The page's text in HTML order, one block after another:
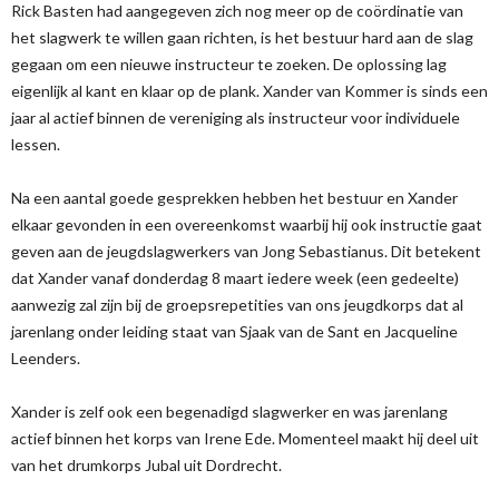
Rick Basten had aangegeven zich nog meer op de coördinatie van
het slagwerk te willen gaan richten, is het bestuur hard aan de slag
gegaan om een nieuwe instructeur te zoeken. De oplossing lag
eigenlijk al kant en klaar op de plank. Xander van Kommer is sinds een
jaar al actief binnen de vereniging als instructeur voor individuele
lessen.
Na een aantal goede gesprekken hebben het bestuur en Xander
elkaar gevonden in een overeenkomst waarbij hij ook instructie gaat
geven aan de jeugdslagwerkers van Jong Sebastianus. Dit betekent
dat Xander vanaf donderdag 8 maart iedere week (een gedeelte)
aanwezig zal zijn bij de groepsrepetities van ons jeugdkorps dat al
jarenlang onder leiding staat van Sjaak van de Sant en Jacqueline
Leenders.
Xander is zelf ook een begenadigd slagwerker en was jarenlang
actief binnen het korps van Irene Ede. Momenteel maakt hij deel uit
van het drumkorps Jubal uit Dordrecht.